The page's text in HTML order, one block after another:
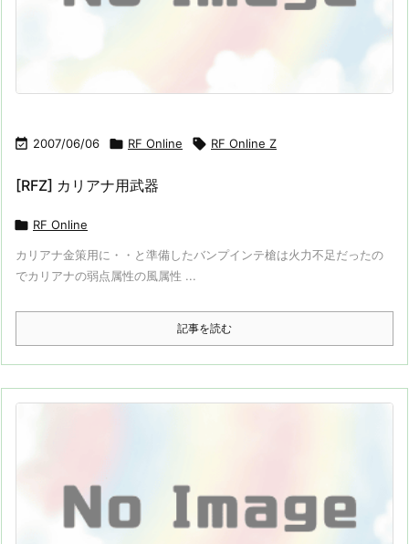
 2007/06/06  RF Online  RF Online Z
[RFZ] カリアナ用武器
 RF Online
カリアナ金策用に・・と準備したバンプインテ槍は火力不足だったの
でカリアナの弱点属性の風属性 ...
記事を読む